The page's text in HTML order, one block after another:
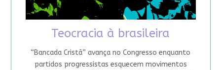
Teocracia à brasileira
“Bancada Cristã” avança no Congresso enquanto
partidos progressistas esquecem movimentos